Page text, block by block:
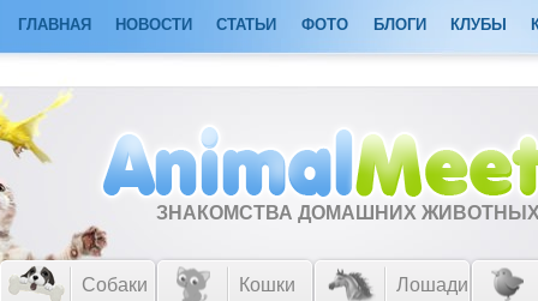
ГЛАВНАЯ НОВОСТИ СТАТЬИ ФОТО БЛОГИ КЛУБЫ
ЗНАКОМСТВА ДОМАШНИХ
Собаки Кошки Лошади